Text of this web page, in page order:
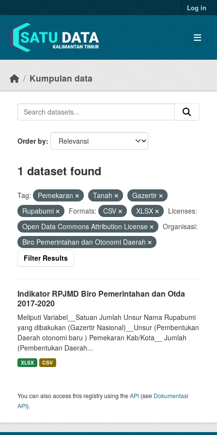
Log in
Kumpulan data
Order by
1 dataset found
Tag: Pemekaran Tanah
Gazertir
Rupabumi
Formats: CSV XLSX
Licenses:
Open Data Commons Attribution License
Organisasi:
Biro Pemerintahan dan Otonomi Daerah
Filter Results
Indikator RPJMD Biro Pemerintahan dan Otda
2017-2020
Meliputi Variabel__Satuan Jumlah Unsur Nama Rupabumi
yang dibakukan (Gazertir Nasional)__Unsur (Pembentukan
Daerah otonomi baru ) Pemekaran Kab/Kota__ Jumlah
(Pembentukan Daerah...
XLSX CSV
You can also access this registry using theAPI (see Dokumentasi
API).